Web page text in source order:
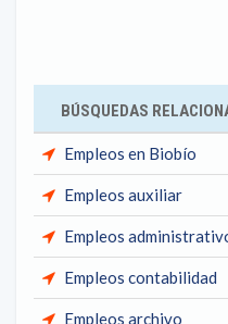
BÚSQUEDAS
Empleos en Biobío
Empleos auxiliar
Empleos
Empleos contabilidad
Empleos archivo